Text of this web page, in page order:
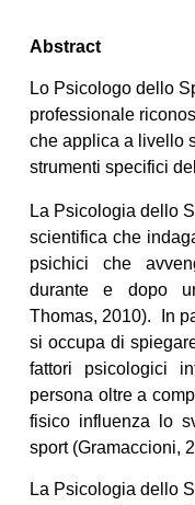
Abstract
Lo Psicologo dello
professionale
che applica a livello
strumenti specifici
La Psicologia dello
scientifica che
psichici che
durante e dopo
Thomas, 2010). In
si occupa di
fattori psicologici
persona oltre a
fisico influenza lo
sport (Gramaccioni,
La Psicologia dello